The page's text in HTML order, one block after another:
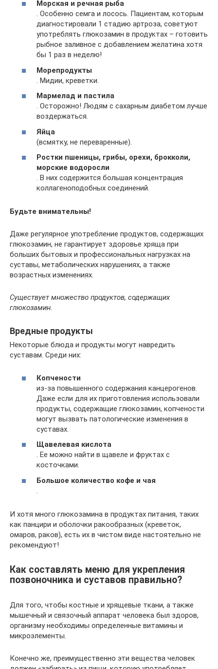
Морская и речная рыба
. Особенно семга и лосось. Пациентам, которым
диагностировали 1 стадию артроза, советуют
употреблять глюкозамин в продуктах – готовить
рыбное заливное с добавлением желатина хотя
бы 1 раз в неделю!
Морепродукты
. Мидии, креветки.
Мармелад и пастила
. Осторожно! Людям с сахарным диабетом лучше
воздержаться.
Яйца
(всмятку, не переваренные).
Ростки пшеницы, грибы, орехи, брокколи,
морские водоросли
. В них содержится большая концентрация
коллагеноподобных соединений.
Будьте внимательны!
Даже регулярное употребление продуктов, содержащих
глюкозамин, не гарантирует здоровье хряща при
больших бытовых и профессиональных нагрузках на
суставы, метаболических нарушениях, а также
возрастных изменениях.
Существует множество продуктов, содержащих
глюкозамин.
Вредные продукты
Некоторые блюда и продукты могут навредить
суставам. Среди них:
Копчености
из-за повышенного содержания канцерогенов.
Даже если для их приготовления использовали
продукты, содержащие глюкозамин, копчености
могут вызвать патологические изменения в
суставах.
Щавелевая кислота
. Ее можно найти в щавеле и фруктах с
косточками.
Большое количество кофе и чая
И хотя много глюкозамина в продуктах питания, таких
как панцири и оболочки ракообразных (креветок,
омаров, раков), есть их в чистом виде настоятельно не
рекомендуют!
Как составлять меню для укрепления
позвоночника и суставов правильно?
Для того, чтобы костные и хрящевые ткани, а также
мышечный и связочный аппарат человека был здоров,
организму необходимы определенные витамины и
микроэлементы.
Конечно же, преимущественно эти вещества человек